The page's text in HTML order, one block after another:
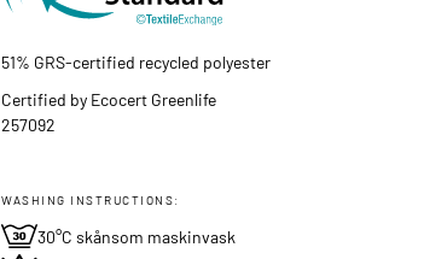
51% GRS-certified recycled polyester
Certified by Ecocert Greenlife
257092
WASHING INSTRUCTIONS:
30°C skånsom maskinvask